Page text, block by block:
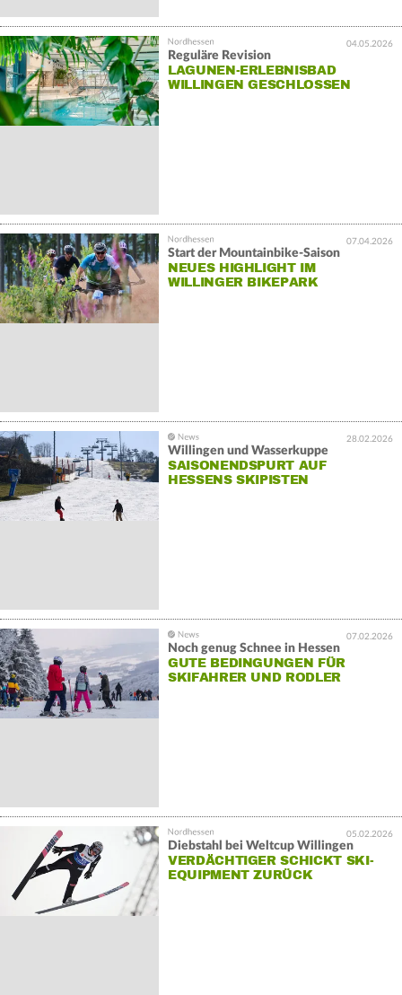
04.05.2026
Reguläre Revision
LAGUNEN-ERLEBNISBAD
WILLINGEN GESCHLOSSEN
07.04.2026
Start der Mountainbike-Saison
NEUES HIGHLIGHT IM
WILLINGER BIKEPARK
28.02.2026
Willingen und Wasserkuppe
SAISONENDSPURT AUF
HESSENS SKIPISTEN
07.02.2026
Noch genug Schnee in Hessen
GUTE BEDINGUNGEN FÜR
SKIFAHRER UND RODLER
05.02.2026
Diebstahl bei Weltcup Willingen
VERDÄCHTIGER SCHICKT SKI-
EQUIPMENT ZURÜCK